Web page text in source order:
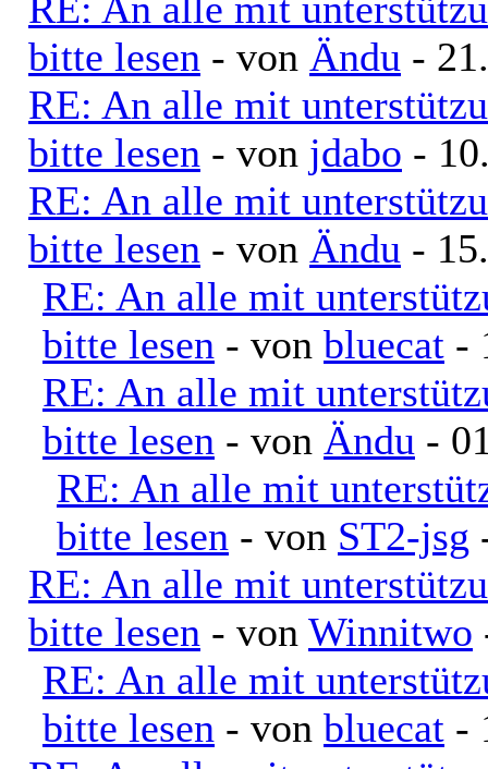
bitte lesen - von Ändu -
RE: An alle mit
bitte lesen - von jdabo -
RE: An alle mit
bitte lesen - von Ändu -
RE: An alle mit
bitte lesen - von bluecat -
RE: An alle mit
bitte lesen - von Ändu -
RE: An alle mit
bitte lesen - von ST2-jsg
RE: An alle mit
bitte lesen - von Winnitwo
RE: An alle mit
bitte lesen - von bluecat -